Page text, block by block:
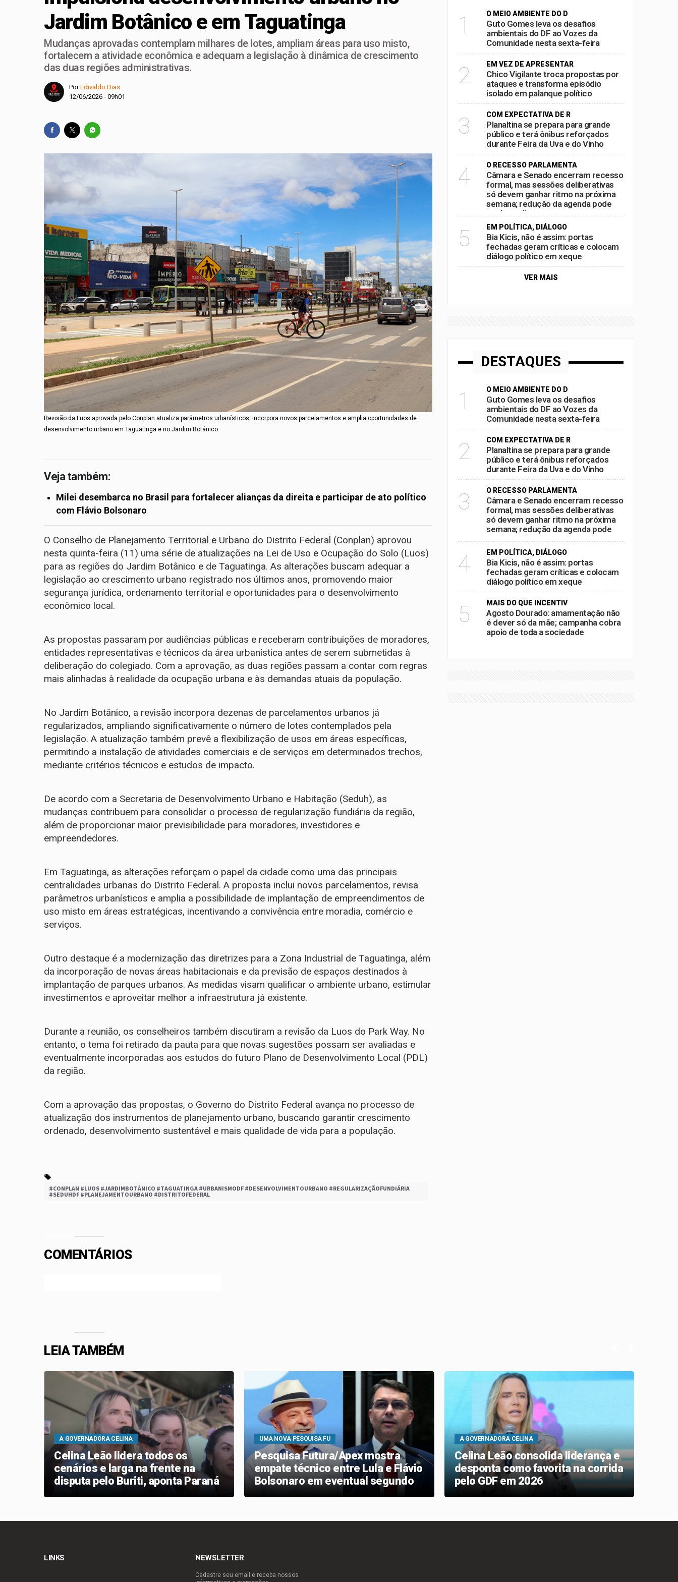
PL-DF confirma Roosevelt Vilela na disputa pela reeleição e reforça projeto para ampliar bancada na CLDF
Celina Leão lança candidatura ao Governo do DF ao lado de Gustavo Rocha e reúne multidão em convenção no Ulysses
Guimarães
Guto Gomes leva os desafios ambientais do DF ao Vozes da Comunidade nesta sexta-feira
Chico Vigilante troca propostas por ataques e transforma episódio isolado em palanque político
Jardim Botânico e em Taguatinga
Mudanças aprovadas contemplam milhares de lotes, ampliam áreas para uso misto,
fortalecem a atividade econômica e adequam a legislação à dinâmica de crescimento
das duas regiões administrativas.
PorEdivaldo Dias
12/06/2026 - 09h01
Revisão da Luos aprovada pelo Conplan atualiza parâmetros urbanísticos, incorpora novos parcelamentos e amplia oportunidades de
desenvolvimento urbano em Taguatinga e no Jardim Botânico.
Veja também:
Milei desembarca no Brasil para fortalecer alianças da direita e participar de ato político
com Flávio Bolsonaro
O Conselho de Planejamento Territorial e Urbano do Distrito Federal (Conplan) aprovou
nesta quinta-feira (11) uma série de atualizações na Lei de Uso e Ocupação do Solo (Luos)
para as regiões do Jardim Botânico e de Taguatinga. As alterações buscam adequar a
legislação ao crescimento urbano registrado nos últimos anos, promovendo maior
segurança jurídica, ordenamento territorial e oportunidades para o desenvolvimento
econômico local.
As propostas passaram por audiências públicas e receberam contribuições de moradores,
entidades representativas e técnicos da área urbanística antes de serem submetidas à
deliberação do colegiado. Com a aprovação, as duas regiões passam a contar com regras
mais alinhadas à realidade da ocupação urbana e às demandas atuais da população.
No Jardim Botânico, a revisão incorpora dezenas de parcelamentos urbanos já
regularizados, ampliando significativamente o número de lotes contemplados pela
legislação. A atualização também prevê a flexibilização de usos em áreas específicas,
permitindo a instalação de atividades comerciais e de serviços em determinados trechos,
mediante critérios técnicos e estudos de impacto.
De acordo com a Secretaria de Desenvolvimento Urbano e Habitação (Seduh), as
mudanças contribuem para consolidar o processo de regularização fundiária da região,
além de proporcionar maior previsibilidade para moradores, investidores e
empreendedores.
Em Taguatinga, as alterações reforçam o papel da cidade como uma das principais
centralidades urbanas do Distrito Federal. A proposta inclui novos parcelamentos, revisa
parâmetros urbanísticos e amplia a possibilidade de implantação de empreendimentos de
uso misto em áreas estratégicas, incentivando a convivência entre moradia, comércio e
serviços.
Outro destaque é a modernização das diretrizes para a Zona Industrial de Taguatinga, além
da incorporação de novas áreas habitacionais e da previsão de espaços destinados à
implantação de parques urbanos. As medidas visam qualificar o ambiente urbano, estimular
investimentos e aproveitar melhor a infraestrutura já existente.
Durante a reunião, os conselheiros também discutiram a revisão da Luos do Park Way. No
entanto, o tema foi retirado da pauta para que novas sugestões possam ser avaliadas e
eventualmente incorporadas aos estudos do futuro Plano de Desenvolvimento Local (PDL)
da região.
Com a aprovação das propostas, o Governo do Distrito Federal avança no processo de
atualização dos instrumentos de planejamento urbano, buscando garantir crescimento
ordenado, desenvolvimento sustentável e mais qualidade de vida para a população.
#CONPLAN #LUOS #JARDIMBOTÂNICO #TAGUATINGA #URBANISMODF #DESENVOLVIMENTOURBANO #REGULARIZAÇÃOFUNDIÁRIA
#SEDUHDF #PLANEJAMENTOURBANO #DISTRITOFEDERAL
COMENTÁRIOS
1 O MEIO AMBIENTE DO D
Guto Gomes leva os desafios
ambientais do DF ao Vozes da
Comunidade nesta sexta-feira
2 EM VEZ DE APRESENTAR
Chico Vigilante troca propostas por
ataques e transforma episódio
isolado em palanque político
3 COM EXPECTATIVA DE R
Planaltina se prepara para grande
público e terá ônibus reforçados
durante Feira da Uva e do Vinho
4 O RECESSO PARLAMENTA
Câmara e Senado encerram recesso
formal, mas sessões deliberativas
só devem ganhar ritmo na próxima
semana; redução da agenda pode
acelerar disputas por pautas antes
das eleições
5 EM POLÍTICA, DIÁLOGO
Bia Kicis, não é assim: portas
fechadas geram críticas e colocam
diálogo político em xeque
VER MAIS
DESTAQUES
1 O MEIO AMBIENTE DO D
Guto Gomes leva os desafios
ambientais do DF ao Vozes da
Comunidade nesta sexta-feira
2 COM EXPECTATIVA DE R
Planaltina se prepara para grande
público e terá ônibus reforçados
durante Feira da Uva e do Vinho
3 O RECESSO PARLAMENTA
Câmara e Senado encerram recesso
formal, mas sessões deliberativas
só devem ganhar ritmo na próxima
semana; redução da agenda pode
acelerar disputas por pautas antes
das eleições
4 EM POLÍTICA, DIÁLOGO
Bia Kicis, não é assim: portas
fechadas geram críticas e colocam
diálogo político em xeque
5 MAIS DO QUE INCENTIV
Agosto Dourado: amamentação não
é dever só da mãe; campanha cobra
apoio de toda a sociedade
LEIA TAMBÉM
A GOVERNADORA CELINA
Celina Leão lidera todos os
cenários e larga na frente na
disputa pelo Buriti, aponta Paraná
UMA NOVA PESQUISA FU
Pesquisa Futura/Apex mostra
empate técnico entre Lula e Flávio
Bolsonaro em eventual segundo
turno presidencial
A GOVERNADORA CELINA
Celina Leão consolida liderança e
desponta como favorita na corrida
pelo GDF em 2026
LINKS NEWSLETTER
Cadastre seu email e receba nossos